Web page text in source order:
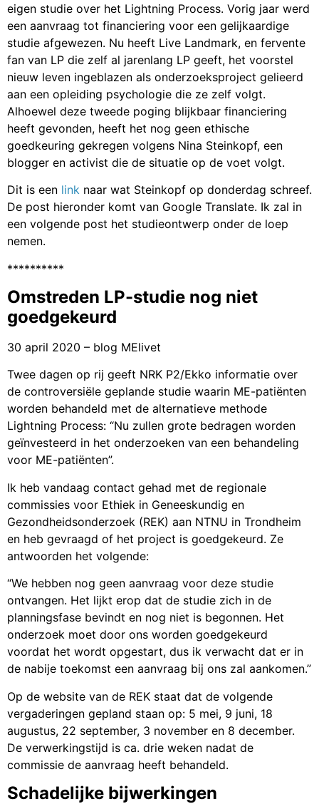
eigen studie over het Lightning Process. Vorig jaar werd
een aanvraag tot financiering voor een gelijkaardige
studie afgewezen. Nu heeft Live Landmark, en fervente
fan van LP die zelf al jarenlang LP geeft, het voorstel
nieuw leven ingeblazen als onderzoeksproject gelieerd
aan een opleiding psychologie die ze zelf volgt.
Alhoewel deze tweede poging blijkbaar financiering
heeft gevonden, heeft het nog geen ethische
goedkeuring gekregen volgens Nina Steinkopf, een
blogger en activist die de situatie op de voet volgt.
Dit is een link naar wat Steinkopf op donderdag schreef.
De post hieronder komt van Google Translate. Ik zal in
een volgende post het studieontwerp onder de loep
nemen.
**********
Omstreden LP-studie nog niet
goedgekeurd
30 april 2020 – blog MElivet
Twee dagen op rij geeft NRK P2/Ekko informatie over
de controversiële geplande studie waarin ME-patiënten
worden behandeld met de alternatieve methode
Lightning Process: “Nu zullen grote bedragen worden
geïnvesteerd in het onderzoeken van een behandeling
voor ME-patiënten”.
Ik heb vandaag contact gehad met de regionale
commissies voor Ethiek in Geneeskundig en
Gezondheidsonderzoek (REK) aan NTNU in Trondheim
en heb gevraagd of het project is goedgekeurd. Ze
antwoorden het volgende:
“We hebben nog geen aanvraag voor deze studie
ontvangen. Het lijkt erop dat de studie zich in de
planningsfase bevindt en nog niet is begonnen. Het
onderzoek moet door ons worden goedgekeurd
voordat het wordt opgestart, dus ik verwacht dat er in
de nabije toekomst een aanvraag bij ons zal aankomen.”
Op de website van de REK staat dat de volgende
vergaderingen gepland staan op: 5 mei, 9 juni, 18
augustus, 22 september, 3 november en 8 december.
De verwerkingstijd is ca. drie weken nadat de
commissie de aanvraag heeft behandeld.
Schadelijke bijwerkingen